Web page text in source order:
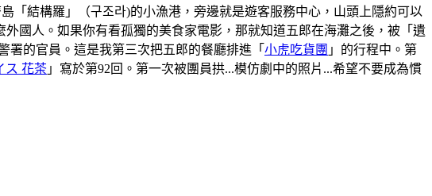
「結構羅」（구조라)的小漁港，旁邊就是遊客服務中心，山頭上隱約可以
國人。如果你有看孤獨的美食家電影，那就知道五郎在海灘之後，被「遺
署的官員。這是我第三次把五郎的餐廳排進「 小虎吃貨團 」的行程中。第
ス 花茶 」寫於第92回。第一次被團員拱...模仿劇中的照片...希望不要成為慣